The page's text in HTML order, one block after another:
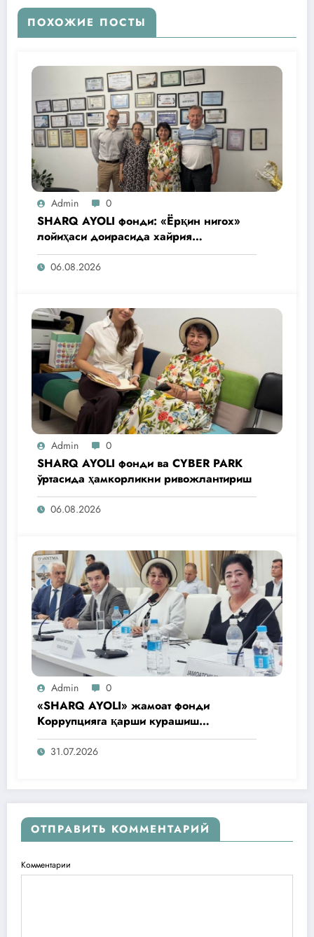
ПОХОЖИЕ ПОСТЫ
Admin 0
SHARQ AYOLI фонди: «Ёрқин нигох»
лойиҳаси доирасида хайрия
операциялари ўтказилади
06.08.2026
Admin 0
SHARQ AYOLI фонди ва CYBER PARK
ўртасида ҳамкорликни ривожлантириш
06.08.2026
Admin 0
«SHARQ AYOLI» жамоат фонди
Коррупцияга қарши курашиш
агентлигидаги жамоат эшитувида
ташаббусларини тақдим этди
31.07.2026
ОТПРАВИТЬ КОММЕНТАРИЙ
Комментарии